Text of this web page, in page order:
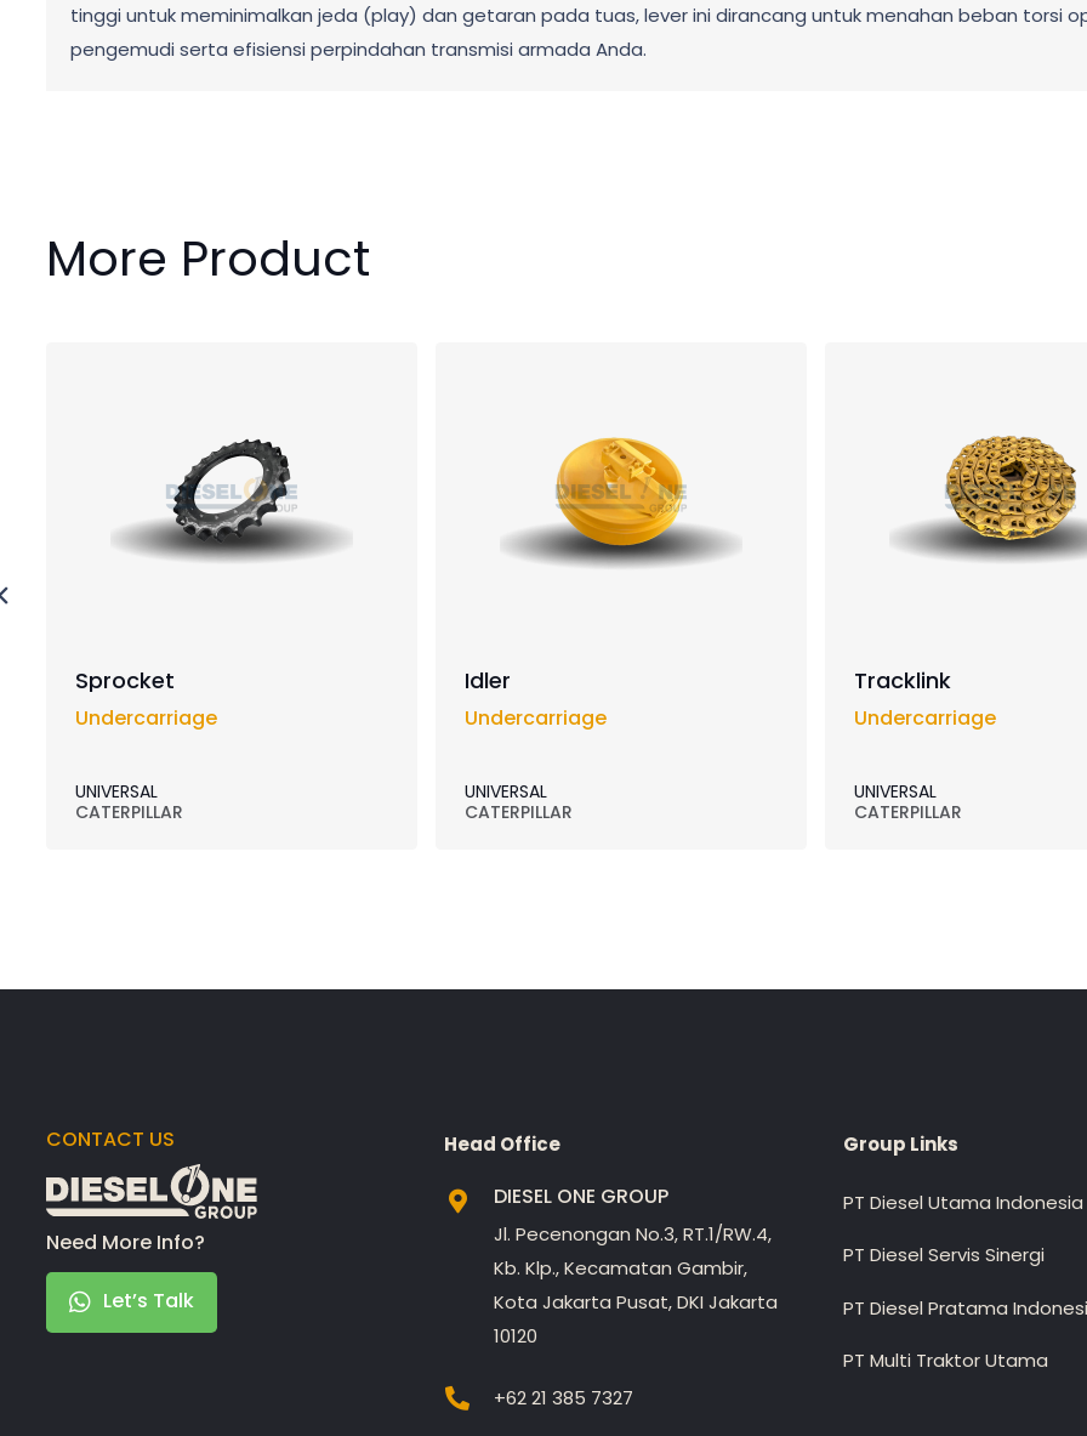
tinggi untuk meminimalkan jeda (play) dan getaran pada tuas, lever ini dirancang untuk menahan beban torsi
pengemudi serta efisiensi perpindahan transmisi armada Anda.
More Product
Sprocket
Undercarriage
UNIVERSAL
CATERPILLAR
Idler
Undercarriage
UNIVERSAL
CATERPILLAR
Tracklink
Undercarriage
UNIVERSAL
CATERPILLAR
CONTACT US
Need More Info?
Let’s Talk
Head Office
DIESEL ONE GROUP
Jl. Pecenongan No.3, RT.1/RW.4,
Kb. Klp., Kecamatan Gambir,
Kota Jakarta Pusat, DKI Jakarta
10120
+62 21 385 7327
Group Links
PT Diesel Utama Indonesia
PT Diesel Servis Sinergi
PT Diesel Pratama
PT Multi Traktor Utama